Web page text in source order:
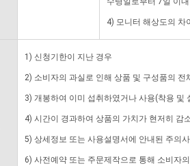
4) 모니터 해상도의 차
1) 신청기한이 지난 경우
2) 소비자의 과실로 인해 상품 및 구성품의
3) 개봉하여 이미 섭취하였거나 사용(착용 및
4) 시간이 경과하여 상품의 가치가 현저히 감
5) 상세정보 또는 사용설명서에 안내된 주의
6) 사전예약 또는 주문제작으로 통해 소비자